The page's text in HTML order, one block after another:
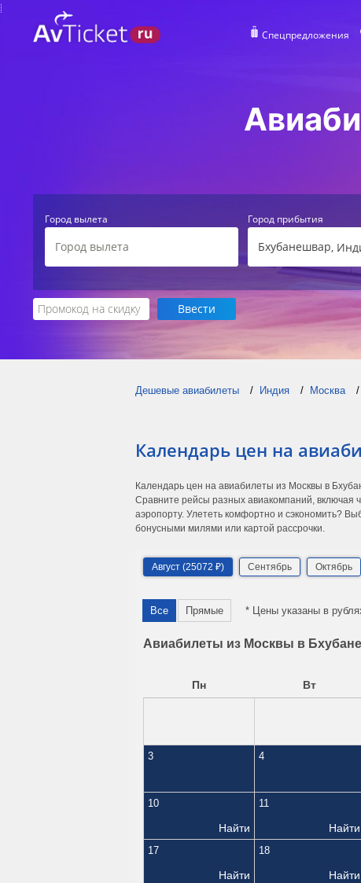
Спецпредложения
Город вылета Город прибытия
Бхубанешвар,
Дешевые авиабилеты Индия Москва
Календарь цен на
Календарь цен на авиабилеты из Москвы в
Сравните рейсы разных авиакомпаний,
аэропорту. Улететь комфортно и сэкономить?
бонусными милями или картой рассрочки.
Август (25072 ₽) Сентябрь Октябрь
Все Прямые * Цены указаны в
Авиабилеты из Москвы в
Пн Вт
3 4
10
Найти
11
Найти
17
Найти
18
Найти